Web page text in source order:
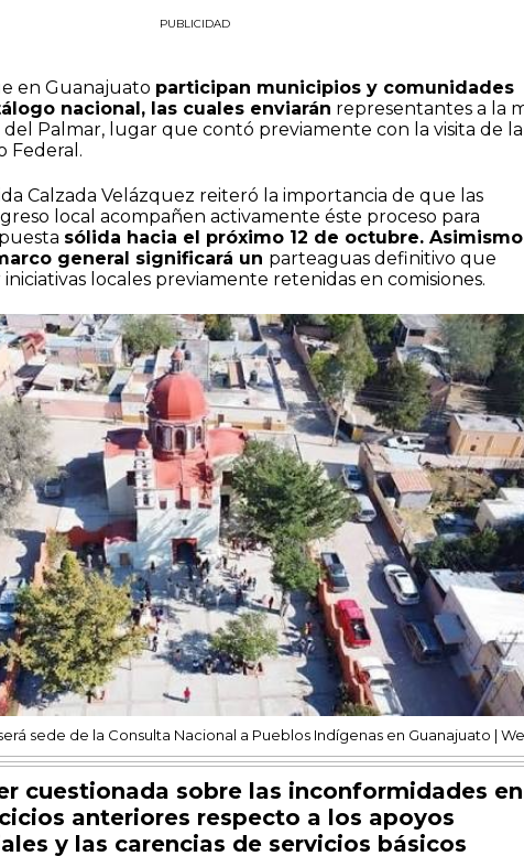
PUBLICIDAD
en Guanajuato participan municipios y comunidades
nacional, las cuales enviarán representantes a la
Palmar, lugar que contó previamente con la visita de la
Federal.
Calzada Velázquez reiteró la importancia de que las
local acompañen activamente éste proceso para
sólida hacia el próximo 12 de octubre.
general significará un parteaguas definitivo que
locales previamente retenidas en comisiones.
sede de la Consulta Nacional a Pueblos Indígenas en Guanajuato |
cuestionada sobre las inconformidades en
anteriores respecto a los apoyos
y las carencias de servicios básicos